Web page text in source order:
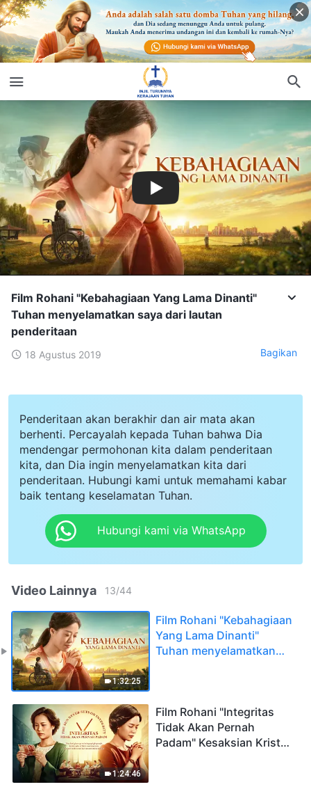
Film Rohani "Kebahagiaan Yang Lama Dinanti"
Tuhan menyelamatkan saya dari lautan
penderitaan
18 Agustus 2019 Bagikan
Penderitaan akan berakhir dan air mata akan
berhenti. Percayalah kepada Tuhan bahwa Dia
mendengar permohonan kita dalam penderitaan
kita, dan Dia ingin menyelamatkan kita dari
penderitaan. Hubungi kami untuk memahami kabar
baik tentang keselamatan Tuhan.
Hubungi kami via WhatsApp
Video Lainnya 13/44
1:32:25
Film Rohani "Kebahagiaan
Yang Lama Dinanti"
Tuhan menyelamatkan
1:24:46
Film Rohani "Integritas
Tidak Akan Pernah
Padam" Kesaksian Kristen